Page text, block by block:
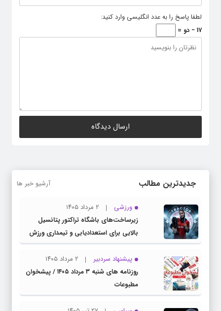
لطفا پاسخ را به عدد انگلیسی وارد کنید:
17 − دو =
جدیدترین مطالب آرشیو خبر ها
ورزشی
۲ مرداد ۱۴۰۵
زیرساخت‌های باشگاه تراکتور پتانسیل
بالایی برای استعدادیابی و تیمداری ورزش
بانوان دارد
پیشنهاد سردبیر
۲ مرداد ۱۴۰۵
روزنامه های شنبه ۳ مرداد ۱۴۰۵ / پیشخوان
مطبوعات